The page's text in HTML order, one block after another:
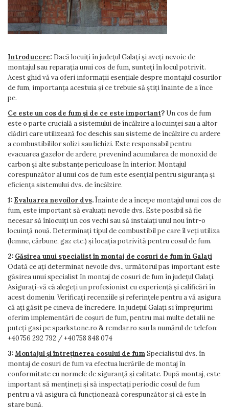
SEMINEE SUSPENDATE PE
LEMNE
COSURI CERAMICE LEIER
Coș de fum SMART
COSURI DE FUM CERAMICE
KAMIN HORN
ACCESORII COSURI DE FUM
Palarii cos de fum
USTENSILE CURATARE COS
FUM
CALDURA
ADEZIVI SI MORTARE
SUPORT FOCAR
GRĂTARE COMPLEXE CU CUPTOR
CUPTOARE MODULARE
AFUMĂTORI
BLATURI DE LUCRU
CIAUNE & VASE DE GĂTIT
ACCESORII GRATARE
Introducere: Dacă locuiți în județul Galați și aveți nevoie de
montajul sau reparația unui cos de fum, sunteți în locul potrivit.
Acest ghid vă va oferi informații esențiale despre montajul cosurilor
de fum, importanța acestuia și ce trebuie să știți înainte de a înce
pe.
Ce este un cos de fum și de ce este important? Un cos de fum
este o parte crucială a sistemului de încălzire a locuinței sau a altor
clădiri care utilizează foc deschis sau sisteme de încălzire cu ardere
a combustibililor solizi sau lichizi. Este responsabil pentru
evacuarea gazelor de ardere, prevenind acumularea de monoxid de
carbon și alte substanțe periculoase în interior. Montajul
corespunzător al unui cos de fum este esențial pentru siguranța și
eficiența sistemului dvs. de încălzire.
1: Evaluarea nevoilor dvs. Înainte de a începe montajul unui cos de
fum, este important să evaluați nevoile dvs. Este posibil să fie
necesar să înlocuiți un cos vechi sau să instalați unul nou într-o
locuință nouă. Determinați tipul de combustibil pe care îl veți utiliza
(lemne, cărbune, gaz etc.) și locația potrivită pentru cosul de fum.
2: Găsirea unui specialist în montaj de cosuri de fum în Galați
Odată ce ați determinat nevoile dvs., următorul pas important este
găsirea unui specialist în montaj de cosuri de fum în județul Galați.
Asigurați-vă că alegeți un profesionist cu experiență și calificări în
acest domeniu. Verificați recenziile și referințele pentru a vă asigura
că ați găsit pe cineva de încredere. In județul Galați si împrejurimi
oferim implementări de coșuri de fum, pentru mai multe detalii ne
puteți gasi pe sparkstone.ro & remdar.ro sau la numărul de telefon:
+40756 292 792 / +40758 848 074
3:Montajul și întreținerea cosului de fumSpecialistul dvs. în
montaj de cosuri de fum va efectua lucrările de montaj în
conformitate cu normele de siguranță și calitate. După montaj, este
important să mențineți și să inspectați periodic cosul de fum
pentru a vă asigura că funcționează corespunzător și că este în
stare bună.